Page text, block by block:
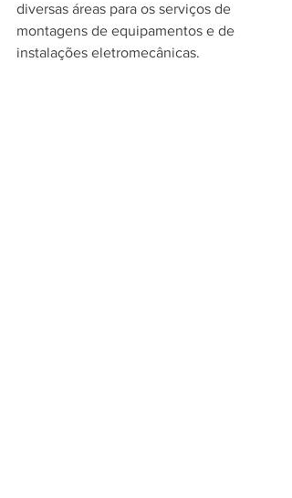
diversas áreas para os serviços de
montagens de equipamentos e de
instalações eletromecânicas.